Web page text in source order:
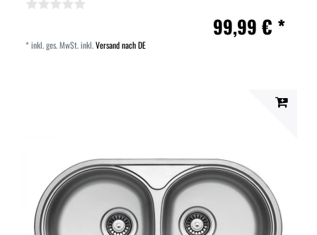
99,99 € *
*inkl. ges. MwSt.inkl.Versand nach DE